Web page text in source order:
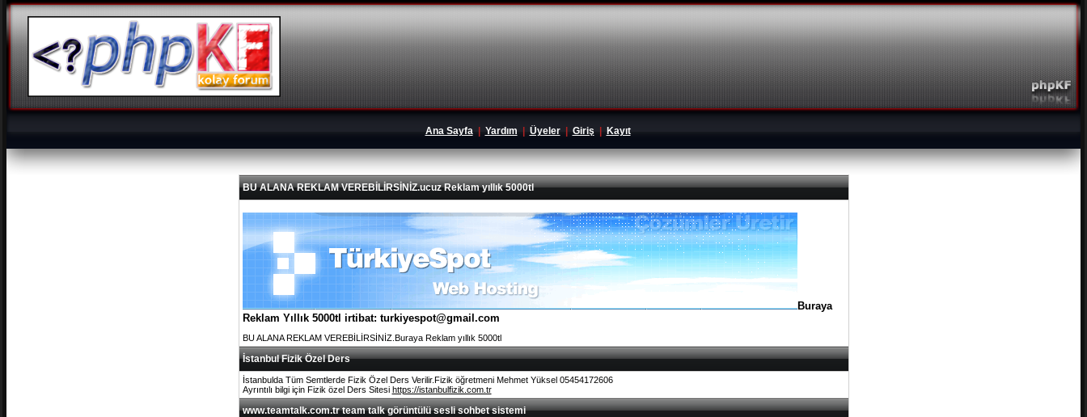
Ana Sayfa| Yardım Üyeler| Giriş| Kayıt
BU ALANA REKLAM VEREBİLİRSİNİZ.ucuz Reklam yıllık 5000tl
Buraya
Reklam Yıllık 5000tl irtibat: turkiyespot@gmail.com
BU ALANA REKLAM VEREBİLİRSİNİZ.Buraya Reklam yıllık 5000tl
İstanbul Fizik Özel Ders
İstanbulda Tüm Semtlerde Fizik Özel Ders Verilir.Fizik öğretmeni Mehmet Yüksel 05454172606
Ayrıntılı bilgi için Fizik özel Ders Sitesi https://istanbulfizik.com.tr
www.teamtalk.com.tr team talk görüntülü sesli sohbet sistemi